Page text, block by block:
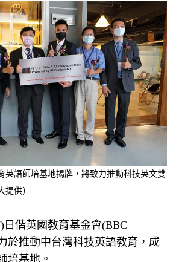
英語師培基地揭牌，將致力推動科技英文雙
提供）
日偕英國教育基金會(BBC
於推動中台灣科技英語教育，成
培基地。